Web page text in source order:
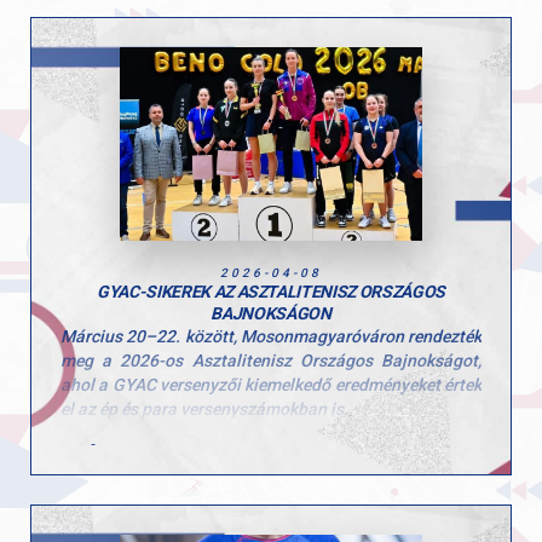
Az I–IV. korcsoportban már csak a továbbjutók
versenyezhettek, így minden futamban komoly, 50–60
fős mezőny küzdött az országos döntőbe jutásért.
A legjobbak számára a következő állomás az Országos
Döntő, amely Gödöllőn kerül megrendezésre április 15-
ülön büszkék vagyunk azokra a GYAC-os sportolókra,
akik kiváló teljesítményükkel kvalifikálták magukat az
2026-04-08
GYAC-SIKEREK AZ ASZTALITENISZ ORSZÁGOS
BAJNOKSÁGON
Március 20–22. között, Mosonmagyaróváron rendezték
meg a 2026-os Asztalitenisz Országos Bajnokságot,
ahol a GYAC versenyzői kiemelkedő eredményeket értek
el az ép és para versenyszámokban is.
Bálint Bernadett női párosban – Nagyváradi
Mercédesszel magyar bajnok lett, ezzel